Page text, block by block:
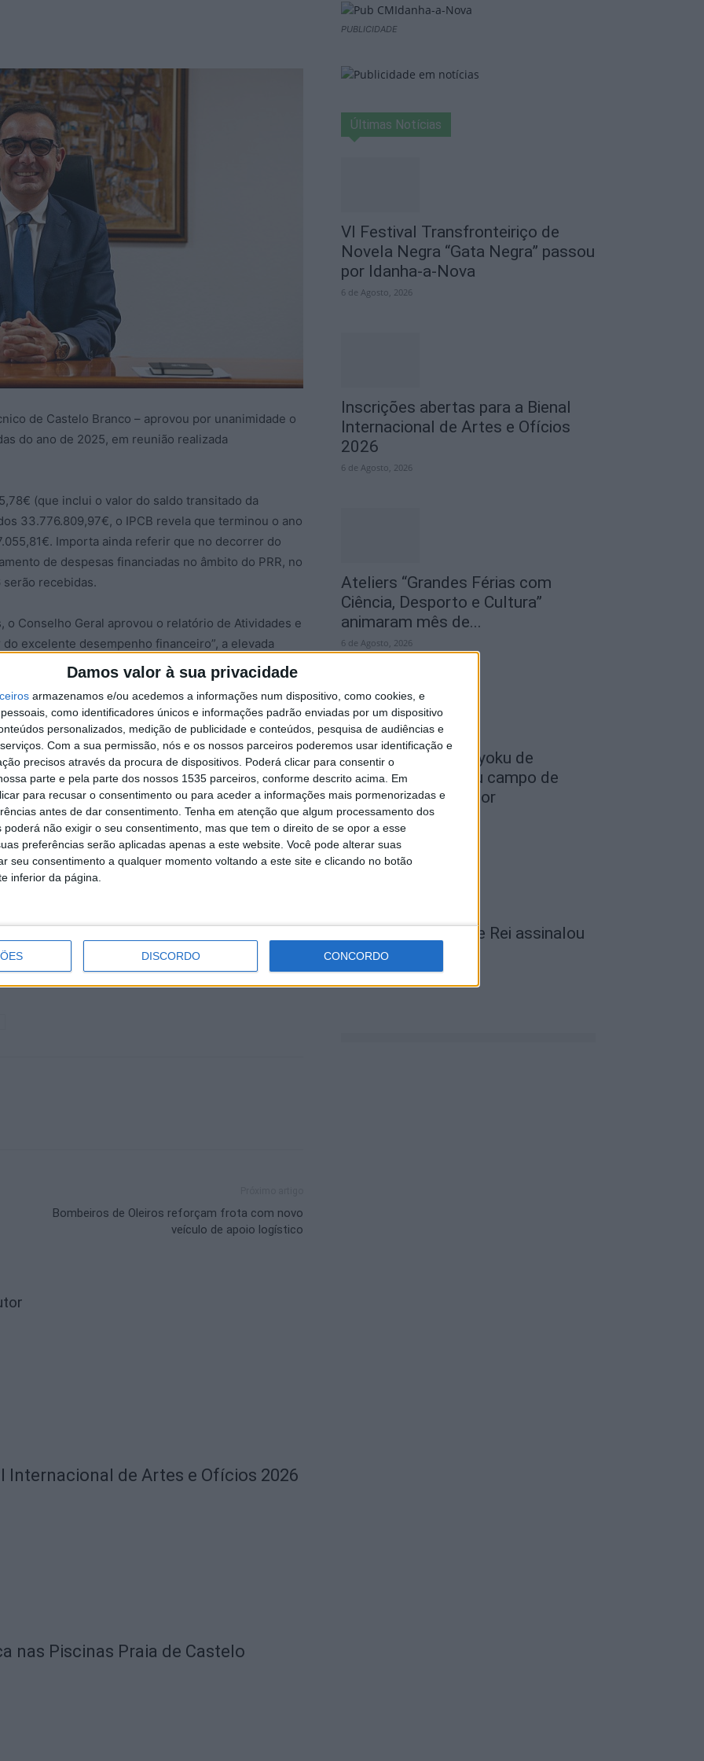
Damos valor à sua privacidade
armazenamos e/ou acedemos a informações num dispositivo, como cookies, e
como identificadores únicos e informações padrão enviadas por um dispositivo
personalizados, medição de publicidade e conteúdos, pesquisa de audiências e
Com a sua permissão, nós e os nossos parceiros poderemos usar identificação e
precisos através da procura de dispositivos. Poderá clicar para consentir o
parte e pela parte dos nossos 1535 parceiros, conforme descrito acima. Em
para recusar o consentimento ou para aceder a informações mais pormenorizadas e
antes de dar consentimento. Tenha em atenção que algum processamento dos
poderá não exigir o seu consentimento, mas que tem o direito de se opor a esse
preferências serão aplicadas apenas a este website. Você pode alterar suas
seu consentimento a qualquer momento voltando a este site e clicando no botão
inferior da página.
DISCORDO CONCORDO
de Castelo Branco – aprovou por unanimidade o
do ano de 2025, em reunião realizada
(que inclui o valor do saldo transitado da
33.776.809,97€, o IPCB revela que terminou o ano
Importa ainda referir que no decorrer do
de despesas financiadas no âmbito do PRR, no
recebidas.
o Conselho Geral aprovou o relatório de Atividades e
excelente desempenho financeiro”, a elevada
para o ano 2025. Destaca-se igualmente o
medido através dos mecanismos de
% dos estudantes se manifestaram muito
os Serviços de Ação Social. Quanto à satisfação
e operacional, é patente a satisfação com os vários
e o desempenho global do IPCB bem como o
resultados obtidos pela instituição durante o ano
do último quadriénio, António Fernandes
de concursos para admissão de pessoal docente e
a nova oferta formativa, com especial destaque
obras de requalificação das instalações, a
de equipamentos e a requalificação das
Residência de Estudantes do Campus da
Bombeiros de Oleiros reforçam frota com novo
veículo de apoio logístico
Internacional de Artes e Ofícios 2026
nas Piscinas Praia de Castelo
PUBLICIDADE
Últimas Notícias
VI Festival Transfronteiriço de
Novela Negra “Gata Negra” passou
por Idanha-a-Nova
6 de Agosto, 2026
Inscrições abertas para a Bienal
Internacional de Artes e Ofícios
2026
6 de Agosto, 2026
Ateliers “Grandes Férias com
Ciência, Desporto e Cultura”
animaram mês de...
6 de Agosto, 2026
Club Deportivo Doryoku de
Salamanca realizou campo de
férias em Penamacor
6 de Agosto, 2026
Município de Vila de Rei assinalou
Dia dos Avós
6 de Agosto, 2026